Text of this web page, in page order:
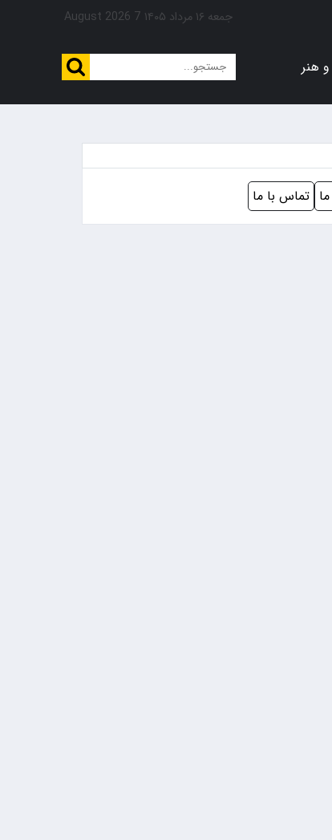
جمعه ۱۶ مرداد ۱۴۰۵ 7 August 2026
هنر
تماس با ما